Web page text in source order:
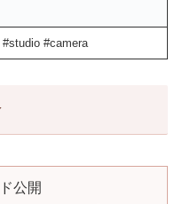
#camera
公開